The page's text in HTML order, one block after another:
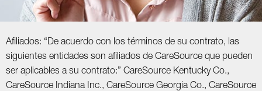
Afiliados: “De acuerdo con los términos de su contrato, las
siguientes entidades son afiliados de CareSource que pueden
ser aplicables a su contrato:” CareSource Kentucky Co.,
CareSource Indiana Inc., CareSource Georgia Co., CareSource